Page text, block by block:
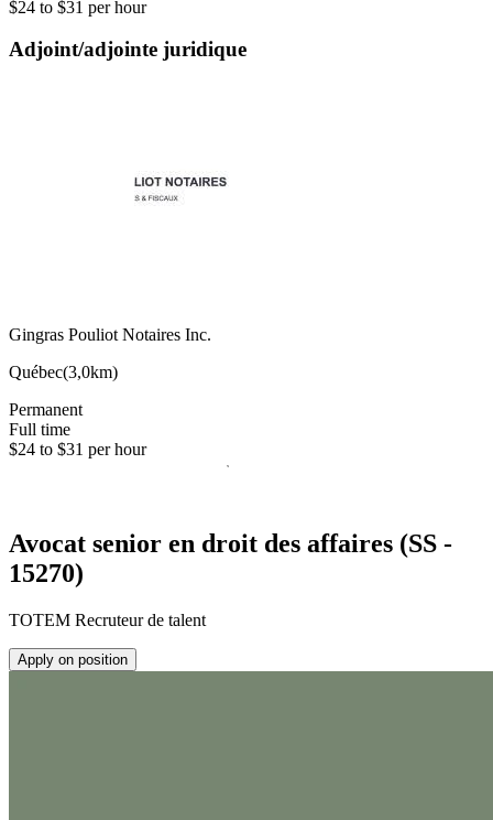
$24 to $31 per hour
Adjoint/adjointe juridique
Gingras Pouliot Notaires Inc.
Québec(3,0km)
Permanent
Full time
$24 to $31 per hour
Avocat senior en droit des affaires (SS -
15270)
TOTEM Recruteur de talent
Apply on position